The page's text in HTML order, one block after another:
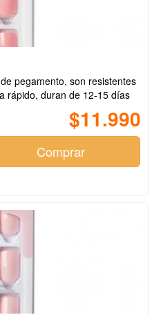
pegamento, son resistentes
rápido, duran de 12-15 días
$11.990
Comprar